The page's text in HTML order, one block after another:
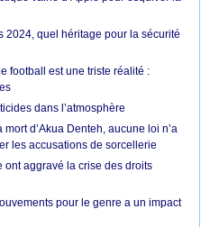
2024, quel héritage pour la sécurité
football est une triste réalité :
dans l’atmosphère
d’Akua Denteh, aucune loi n’a
les accusations de sorcellerie
ont aggravé la crise des droits
pour le genre a un impact